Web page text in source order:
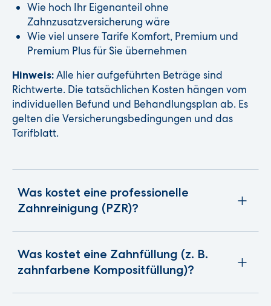
Wie hoch Ihr Eigenanteil ohne
Zahnzusatzversicherung wäre
Wie viel unsere Tarife Komfort, Premium und
Premium Plus für Sie übernehmen
Hinweis: Alle hier aufgeführten Beträge sind
Richtwerte. Die tatsächlichen Kosten hängen vom
individuellen Befund und Behandlungsplan ab. Es
gelten die Versicherungsbedingungen und das
Tarifblatt.
Was kostet eine professionelle
Zahnreinigung (PZR)?
Was kostet eine Zahnfüllung (z. B.
zahnfarbene Kompositfüllung)?